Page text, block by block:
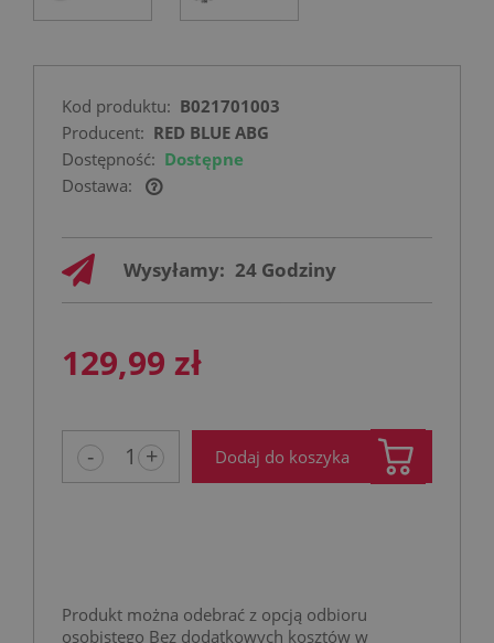
Kod produktu: B021701003
Producent: RED BLUE ABG
Dostępność: Dostępne
Dostawa:
Cena nie zawiera ewentualnych kosztów
Wysyłamy: 24 Godziny
129,99 zł
- + Dodaj do koszyka
Produkt można odebrać z opcją odbioru
osobistego Bez dodatkowych kosztów w